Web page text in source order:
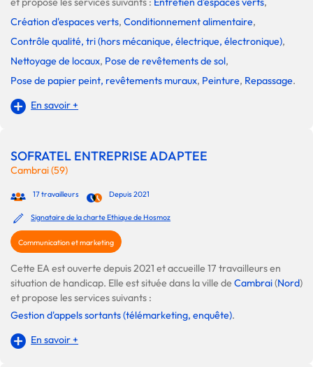
Création d'espaces verts, Conditionnement alimentaire,
Contrôle qualité, tri (hors mécanique, électrique, électronique),
Nettoyage de locaux, Pose de revêtements de sol,
Pose de papier peint, revêtements muraux, Peinture, Repassage.
En savoir +
SOFRATEL ENTREPRISE ADAPTEE
Cambrai (59)
17 travailleurs Depuis 2021
Signataire de la charte Ethique de Hosmoz
Communication et marketing
Cette EA est ouverte depuis 2021 et accueille 17 travailleurs en
situation de handicap. Elle est située dans la ville deCambrai(Nord)
et propose les services suivants :
Gestion d'appels sortants (télémarketing, enquête).
En savoir +